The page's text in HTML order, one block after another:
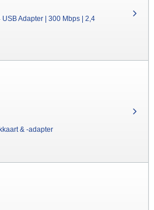
Adapter | 300 Mbps | 2,4
& -adapter